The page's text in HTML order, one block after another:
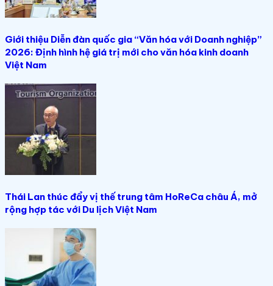
Giới thiệu Diễn đàn quốc gia “Văn hóa với Doanh nghiệp”
2026: Định hình hệ giá trị mới cho văn hóa kinh doanh
Việt Nam
Thái Lan thúc đẩy vị thế trung tâm HoReCa châu Á, mở
rộng hợp tác với Du lịch Việt Nam